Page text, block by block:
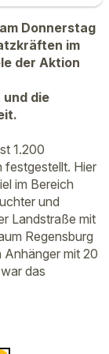
Donnerstag
im
der Aktion
die
1.200
festgestellt. Hier
im Bereich
und
Landstraße mit
Regensburg
mit 20
das